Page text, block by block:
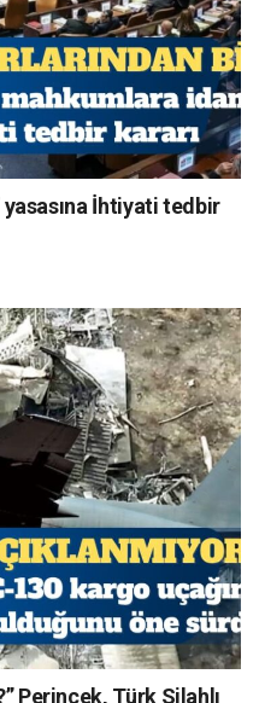
İhtiyati tedbir
Perinçek, Türk Silahlı